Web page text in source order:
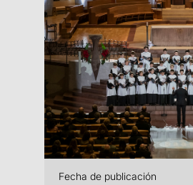
Fecha de publicación